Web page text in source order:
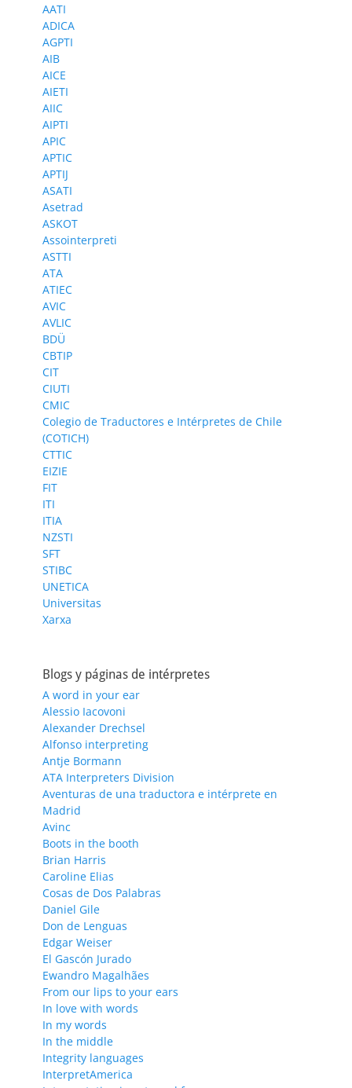
AATI
ADICA
AGPTI
AIB
AICE
AIETI
AIIC
AIPTI
APIC
APTIC
APTIJ
ASATI
Asetrad
ASKOT
Assointerpreti
ASTTI
ATA
ATIEC
AVIC
AVLIC
BDÜ
CBTIP
CIT
CIUTI
CMIC
Colegio de Traductores e Intérpretes de Chile
(COTICH)
CTTIC
EIZIE
FIT
ITI
ITIA
NZSTI
SFT
STIBC
UNETICA
Universitas
Xarxa
Blogs y páginas de intérpretes
A word in your ear
Alessio Iacovoni
Alexander Drechsel
Alfonso interpreting
Antje Bormann
ATA Interpreters Division
Aventuras de una traductora e intérprete en
Madrid
Avinc
Boots in the booth
Brian Harris
Caroline Elias
Cosas de Dos Palabras
Daniel Gile
Don de Lenguas
Edgar Weiser
El Gascón Jurado
Ewandro Magalhães
From our lips to your ears
In love with words
In my words
In the middle
Integrity languages
InterpretAmerica